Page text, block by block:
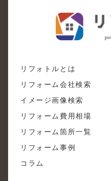
リフォトルとは
リフォーム会社検索
イメージ画像検索
リフォーム費用相場
リフォーム箇所一覧
リフォーム事例
コラム